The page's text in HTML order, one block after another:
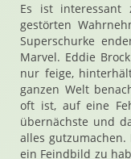
Es ist
gestörten
Superschurke
Marvel. Eddie
nur feige,
ganzen Welt
oft ist, auf eine
übernächste und
alles
ein Feindbild zu